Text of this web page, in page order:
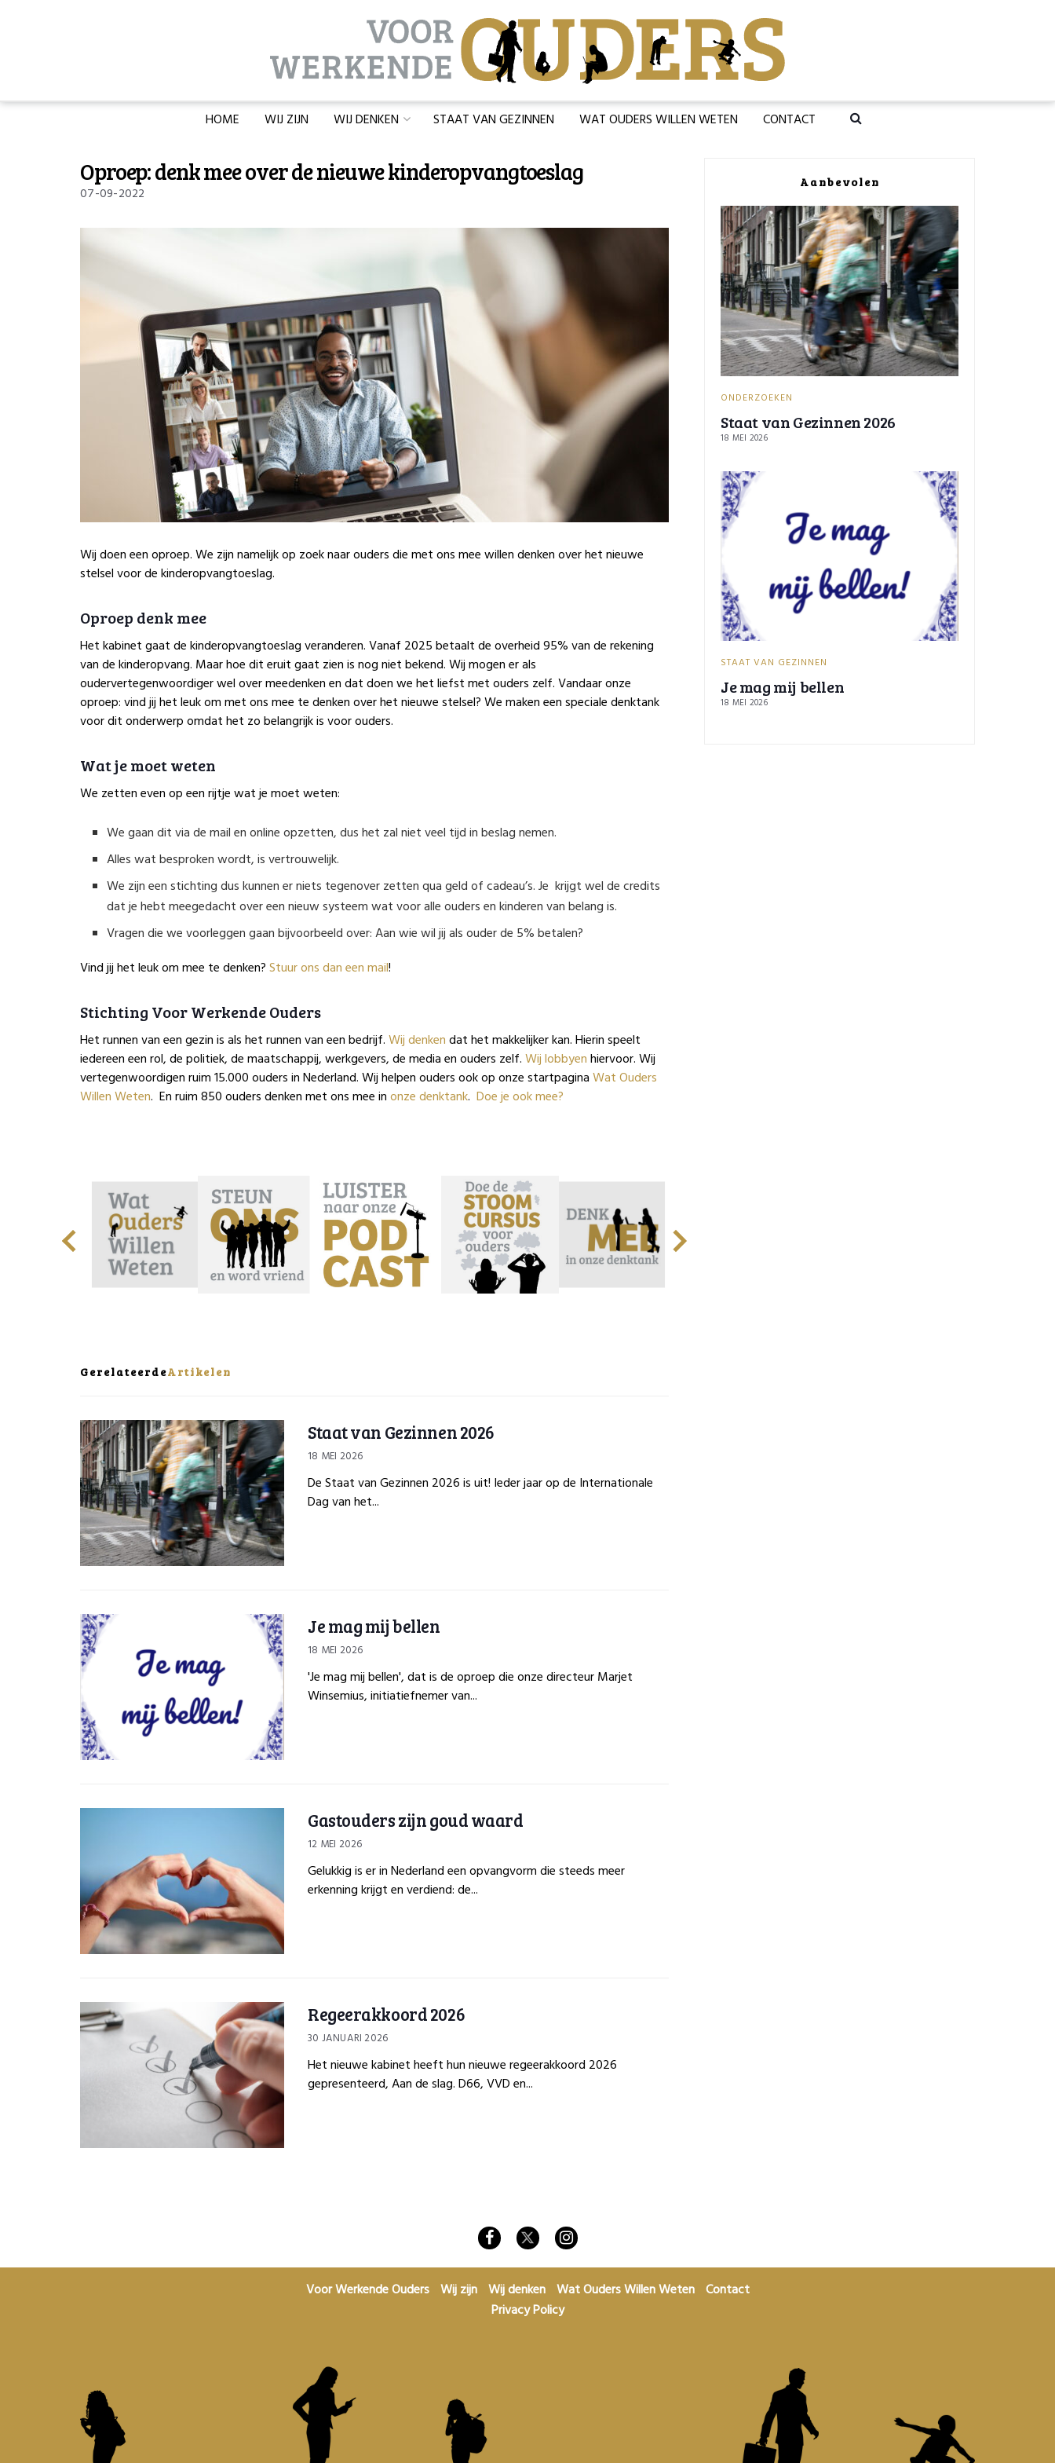
HOME WIJ ZIJN WIJ DENKEN STAAT VAN GEZINNEN WAT OUDERS WILLEN WETEN CONTACT
Oproep: denk mee over de nieuwe kinderopvangtoeslag
07-09-2022
Wij doen een oproep. We zijn namelijk op zoek naar ouders die met ons mee willen denken over het nieuwe
stelsel voor de kinderopvangtoeslag.
Oproep denk mee
Het kabinet gaat de kinderopvangtoeslag veranderen. Vanaf 2025 betaalt de overheid 95% van de rekening
van de kinderopvang. Maar hoe dit eruit gaat zien is nog niet bekend. Wij mogen er als
oudervertegenwoordiger wel over meedenken en dat doen we het liefst met ouders zelf. Vandaar onze
oproep: vind jij het leuk om met ons mee te denken over het nieuwe stelsel? We maken een speciale denktank
voor dit onderwerp omdat het zo belangrijk is voor ouders.
Wat je moet weten
We zetten even op een rijtje wat je moet weten:
We gaan dit via de mail en online opzetten, dus het zal niet veel tijd in beslag nemen.
Alles wat besproken wordt, is vertrouwelijk.
We zijn een stichting dus kunnen er niets tegenover zetten qua geld of cadeau’s. Je krijgt wel de credits
dat je hebt meegedacht over een nieuw systeem wat voor alle ouders en kinderen van belang is.
Vragen die we voorleggen gaan bijvoorbeeld over: Aan wie wil jij als ouder de 5% betalen?
Vind jij het leuk om mee te denken?Stuur ons dan een mail!
Stichting Voor Werkende Ouders
Het runnen van een gezin is als het runnen van een bedrijf.Wij denkendat het makkelijker kan. Hierin speelt
iedereen een rol, de politiek, de maatschappij, werkgevers, de media en ouders zelf.Wij lobbyenhiervoor. Wij
vertegenwoordigen ruim 15.000 ouders in Nederland. Wij helpen ouders ook op onze startpaginaWat Ouders
Willen Weten. En ruim 850 ouders denken met ons mee inonze denktank. Doe je ook mee?
GerelateerdeArtikelen
Staat van Gezinnen 2026
18 MEI 2026
De Staat van Gezinnen 2026 is uit! Ieder jaar op de Internationale
Dag van het...
Je mag mij bellen
18 MEI 2026
'Je mag mij bellen', dat is de oproep die onze directeur Marjet
Winsemius, initiatiefnemer van...
Gastouders zijn goud waard
12 MEI 2026
Gelukkig is er in Nederland een opvangvorm die steeds meer
erkenning krijgt en verdiend: de...
Regeerakkoord 2026
30 JANUARI 2026
Het nieuwe kabinet heeft hun nieuwe regeerakkoord 2026
gepresenteerd, Aan de slag. D66, VVD en...
Aanbevolen
ONDERZOEKEN
Staat van Gezinnen 2026
18 MEI 2026
STAAT VAN GEZINNEN
Je mag mij bellen
18 MEI 2026
Voor Werkende Ouders Wij zijn Wij denken Wat Ouders Willen Weten Contact
Privacy Policy